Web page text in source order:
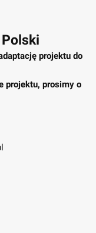
projektu do
projektu, prosimy o